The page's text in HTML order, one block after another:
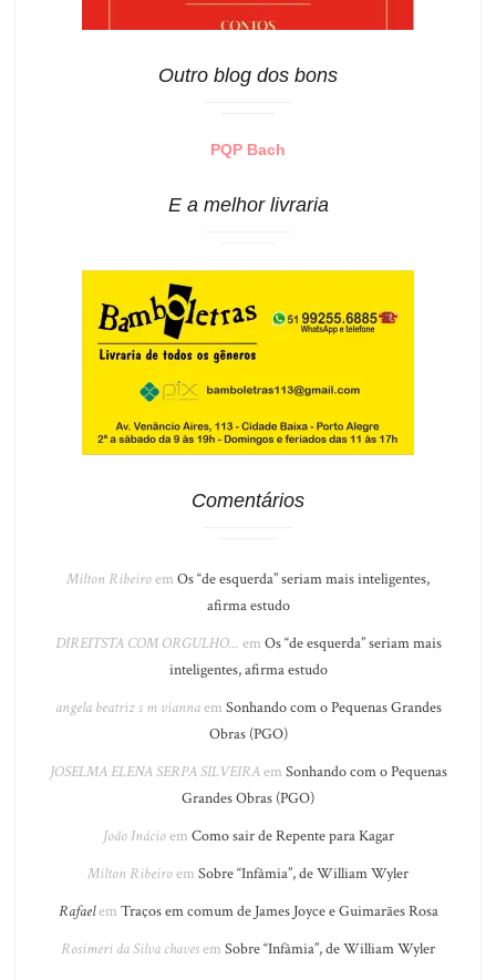
Outro blog dos bons
PQP Bach
E a melhor livraria
Comentários
Milton Ribeiroem Os “de esquerda” seriam mais inteligentes,
afirma estudo
DIREITSTA COM ORGULHO... em Os “de esquerda” seriam mais
inteligentes, afirma estudo
angela beatriz s m viannaem Sonhando com o Pequenas Grandes
Obras (PGO)
JOSELMA ELENA SERPA SILVEIRAem Sonhando com o Pequenas
Grandes Obras (PGO)
João Inácioem Como sair de Repente para Kagar
Milton Ribeiroem Sobre “Infâmia”, de William Wyler
Rafaelem Traços em comum de James Joyce e Guimarães Rosa
Rosimeri da Silva chavesem Sobre “Infâmia”, de William Wyler